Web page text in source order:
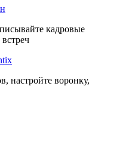
кадровые
настройте воронку,